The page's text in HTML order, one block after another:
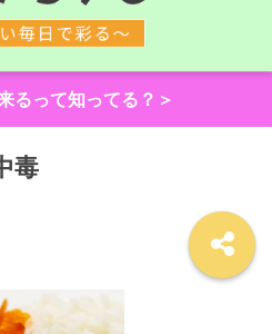
るって知ってる？＞
毒